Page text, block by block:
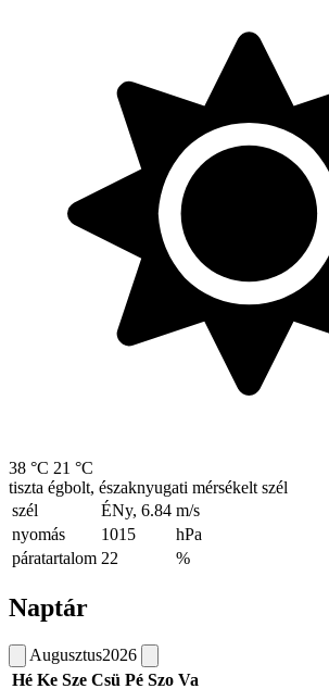
38 °C 21 °C
tiszta égbolt, északnyugati mérsékelt szél
szél
ÉNy, 6.84 m/s
nyomás
1015
hPa
páratartalom 22 %
Naptár
Augusztus2026
Hé Ke Sze Csü Pé Szo Va